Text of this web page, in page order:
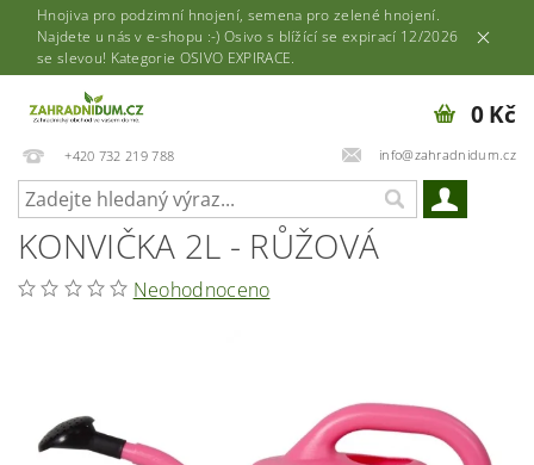
Hnojiva pro podzimní hnojení, semena pro zelené hnojení.
Najdete u nás v e-shopu :-) Osivo s blížící se expirací 12/2026
se slevou! Kategorie OSIVO EXPIRACE.
+420 732 219 788 info@zahradnidum.cz
0 Kč
KONVIČKA 2L - RŮŽOVÁ
Neohodnoceno